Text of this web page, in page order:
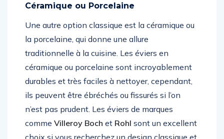
Céramique ou Porcelaine
Une autre option classique est la céramique ou
la porcelaine, qui donne une allure
traditionnelle à la cuisine. Les éviers en
céramique ou porcelaine sont incroyablement
durables et très faciles à nettoyer, cependant,
ils peuvent être ébréchés ou fissurés si l’on
n’est pas prudent. Les éviers de marques
comme Villeroy Boch et Rohl sont un excellent